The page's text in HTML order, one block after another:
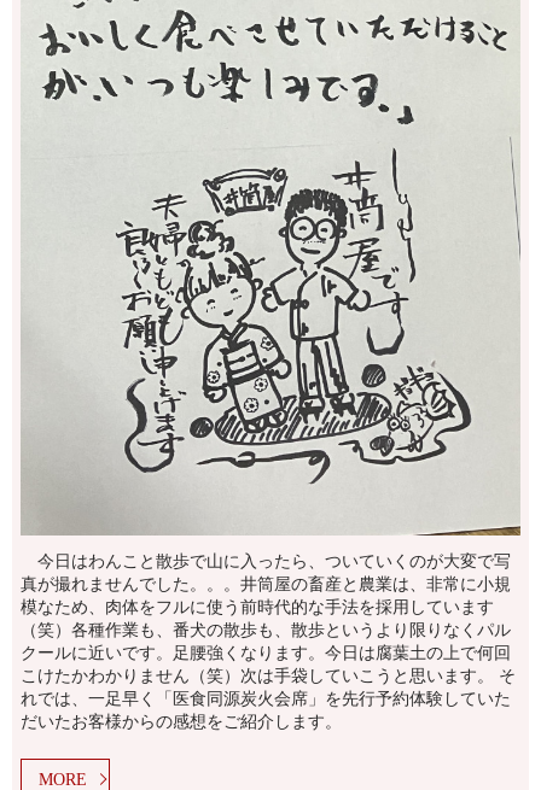
今日はわんこと散歩で山に入ったら、ついていくのが大変で写
真が撮れませんでした。。。井筒屋の畜産と農業は、非常に小規
模なため、肉体をフルに使う前時代的な手法を採用しています
（笑）各種作業も、番犬の散歩も、散歩というより限りなくパル
クールに近いです。足腰強くなります。今日は腐葉土の上で何回
こけたかわかりません（笑）次は手袋していこうと思います。 そ
れでは、一足早く「医食同源炭火会席」を先行予約体験していた
だいたお客様からの感想をご紹介します。
MORE